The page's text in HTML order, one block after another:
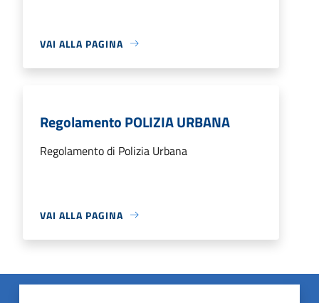
VAI ALLA PAGINA
Regolamento POLIZIA URBANA
Regolamento di Polizia Urbana
VAI ALLA PAGINA